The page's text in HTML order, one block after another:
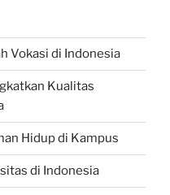
Vokasi di Indonesia
Kualitas
Hidup di Kampus
di Indonesia